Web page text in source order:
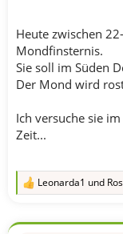
Heute zwischen
Mondfinsternis.
Sie soll im Süden
Der Mond wird
Ich versuche sie
Zeit...
R
k
Leonarda1 und